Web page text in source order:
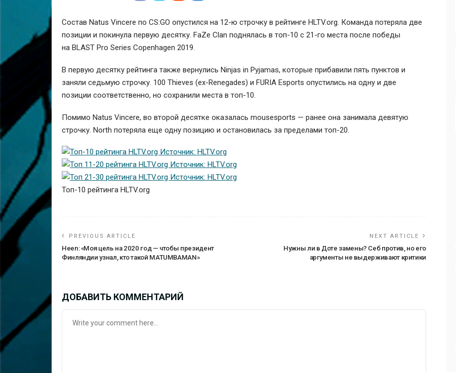
Состав Natus Vincere по CS:GO опустился на 12-ю строчку в рейтинге HLTV.org. Команда потеряла две
позиции и покинула первую десятку. FaZe Clan поднялась в топ-10 с 21-го места после победы
на BLAST Pro Series Copenhagen 2019.
В первую десятку рейтинга также вернулись Ninjas in Pyjamas, которые прибавили пять пунктов и
заняли седьмую строчку. 100 Thieves (ex-Renegades) и FURIA Esports опустились на одну и две
позиции соответственно, но сохранили места в топ-10.
Помимо Natus Vincere, во второй десятке оказалась mousesports — ранее она занимала девятую
строчку. North потеряла еще одну позицию и остановилась за пределами топ-20.
Топ-10 рейтинга HLTV.org
PREVIOUS ARTICLE
Heen: «Моя цель на 2020 год — чтобы президент
Финляндии узнал, кто такой MATUMBAMAN»
NEXT ARTICLE
Нужны ли в Доте замены? Себ против, но его
аргументы не выдерживают критики
ДОБАВИТЬ КОММЕНТАРИЙ